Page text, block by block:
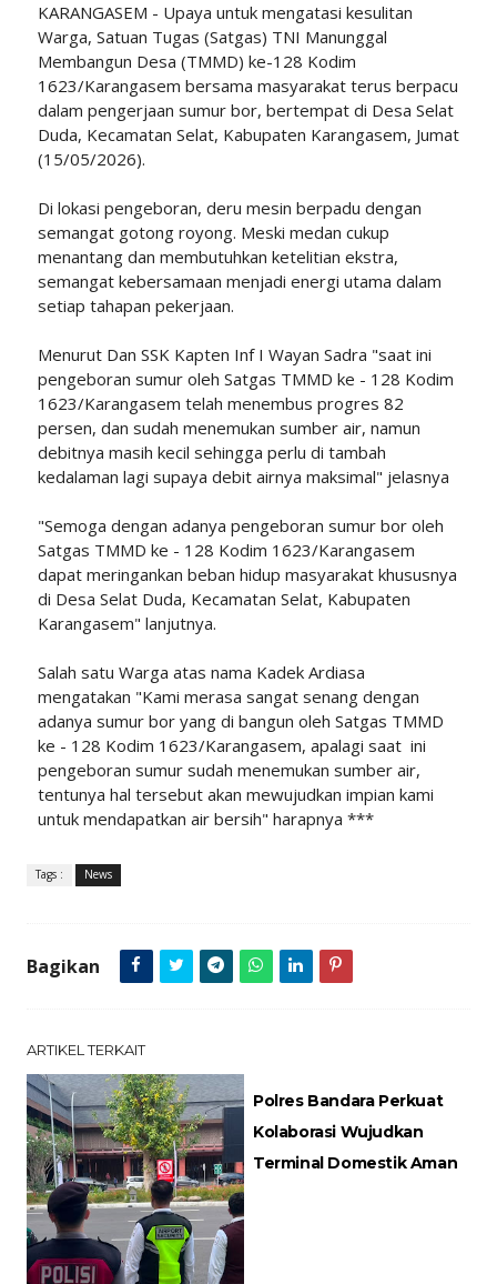
KARANGASEM - Upaya untuk mengatasi kesulitan
Warga, Satuan Tugas (Satgas) TNI Manunggal
Membangun Desa (TMMD) ke-128 Kodim
1623/Karangasem bersama masyarakat terus berpacu
dalam pengerjaan sumur bor, bertempat di Desa Selat
Duda, Kecamatan Selat, Kabupaten Karangasem, Jumat
(15/05/2026).
Di lokasi pengeboran, deru mesin berpadu dengan
semangat gotong royong. Meski medan cukup
menantang dan membutuhkan ketelitian ekstra,
semangat kebersamaan menjadi energi utama dalam
setiap tahapan pekerjaan.
Menurut Dan SSK Kapten Inf I Wayan Sadra "saat ini
pengeboran sumur oleh Satgas TMMD ke - 128 Kodim
1623/Karangasem telah menembus progres 82
persen, dan sudah menemukan sumber air, namun
debitnya masih kecil sehingga perlu di tambah
kedalaman lagi supaya debit airnya maksimal" jelasnya
"Semoga dengan adanya pengeboran sumur bor oleh
Satgas TMMD ke - 128 Kodim 1623/Karangasem
dapat meringankan beban hidup masyarakat khususnya
di Desa Selat Duda, Kecamatan Selat, Kabupaten
Karangasem" lanjutnya.
Salah satu Warga atas nama Kadek Ardiasa
mengatakan "Kami merasa sangat senang dengan
adanya sumur bor yang di bangun oleh Satgas TMMD
ke - 128 Kodim 1623/Karangasem, apalagi saat ini
pengeboran sumur sudah menemukan sumber air,
tentunya hal tersebut akan mewujudkan impian kami
untuk mendapatkan air bersih" harapnya ***
Tags : News
Bagikan
ARTIKEL TERKAIT
Polres Bandara Perkuat
Kolaborasi Wujudkan
Terminal Domestik Aman